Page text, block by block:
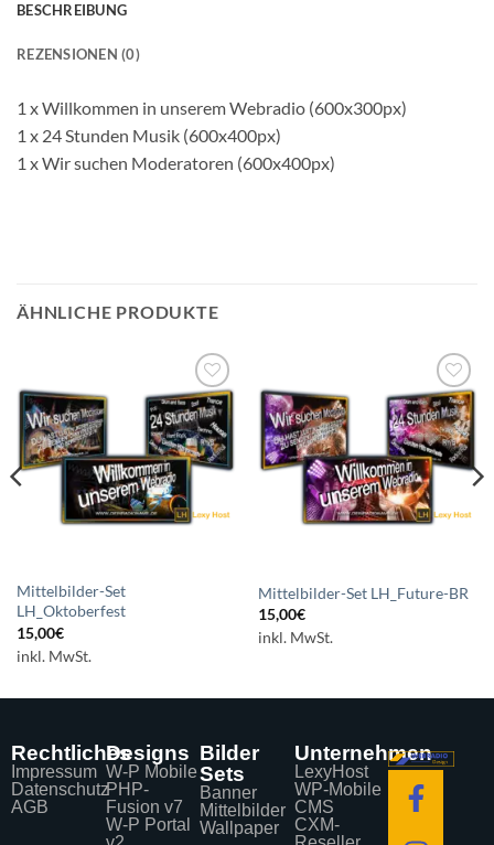
BESCHREIBUNG
REZENSIONEN (0)
1 x Willkommen in unserem Webradio (600x300px)
1 x 24 Stunden Musik (600x400px)
1 x Wir suchen Moderatoren (600x400px)
ÄHNLICHE PRODUKTE
Auf die
Wunschliste
setzen
Mittelbilder-Set
LH_Oktoberfest
15,00€
inkl. MwSt.
Auf die
Wunschliste
setzen
Mittelbilder-Set LH_Future-BR
15,00€
inkl. MwSt.
Rechtliches
Impressum
Datenschutz
AGB
Designs
W-P Mobile
PHP-
Fusion v7
W-P Portal
Bilder
Sets
Banner
Mittelbilder
Wallpaper
Unternehmen
LexyHost
WP-Mobile
CMS
CXM-